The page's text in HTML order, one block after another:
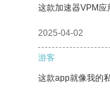
这款加速器VPM应
2025-04-02
游客
这款app就像我的